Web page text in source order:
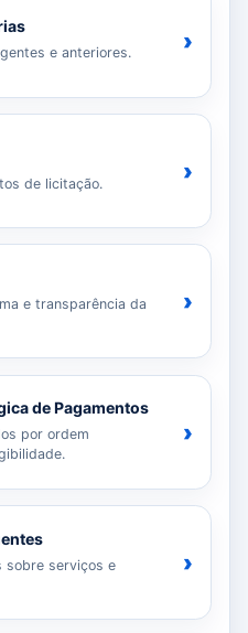
e anteriores. ›
de licitação. ›
e transparência da
›
de Pagamentos
por ordem
›
sobre serviços e
›